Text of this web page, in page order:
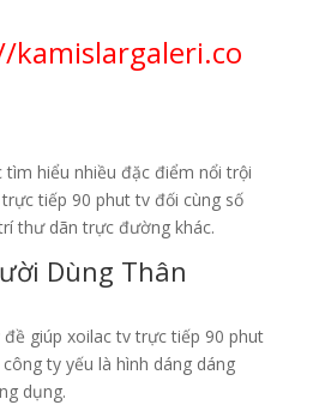
kamislargaleri.co
tìm hiểu nhiều đặc điểm nổi trội
tiếp 90 phut tv đối cùng số
thư dãn trực đường khác.
Dùng Thân
giúp xoilac tv trực tiếp 90 phut
ty yếu là hình dáng dáng
dụng.